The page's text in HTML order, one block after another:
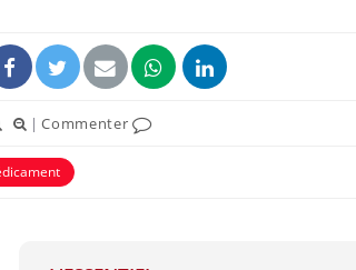
|Commenter